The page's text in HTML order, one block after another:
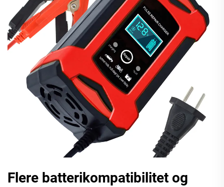
Flere batterikompatibilitet og